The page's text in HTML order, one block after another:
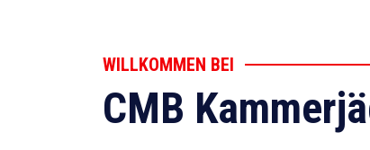
WILLKOMMEN BEI
CMB